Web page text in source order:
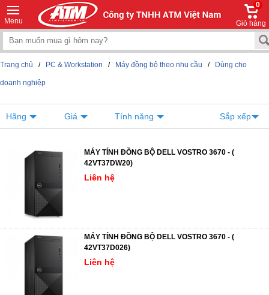
Menu
0
Giỏ hàng
Trang chủ / PC & Workstation / Máy đồng bộ theo nhu cầu / Dùng cho
doanh nghiệp
Hãng Giá Tính năng Sắp xếp
MÁY TÍNH ĐỒNG BỘ DELL VOSTRO 3670 - (
42VT37DW20)
Liên hệ
MÁY TÍNH ĐỒNG BỘ DELL VOSTRO 3670 - (
42VT37D026)
Liên hệ